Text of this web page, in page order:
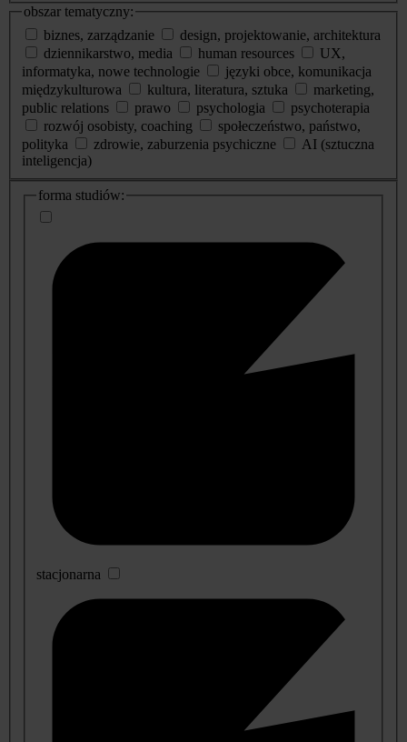
obszar tematyczny:
biznes, zarządzanie
design, projektowanie, architektura
dziennikarstwo, media
human resources
UX,
informatyka, nowe technologie
języki obce, komunikacja
międzykulturowa
kultura, literatura, sztuka
marketing,
public relations
prawo psychologia
psychoterapia
rozwój osobisty, coaching
społeczeństwo, państwo,
polityka
zdrowie, zaburzenia psychiczne
AI (sztuczna
inteligencja)
dodatkowe
informacje
forma studiów:
stacjonarna